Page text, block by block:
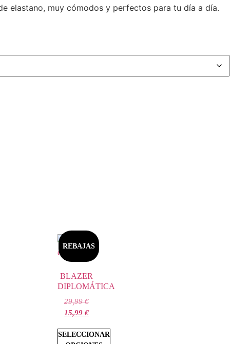
elastano, muy cómodos y perfectos para tu día a día.
REBAJAS
BLAZER
DIPLOMÁTICA
29,99€
15,99€
SELECCIONAR